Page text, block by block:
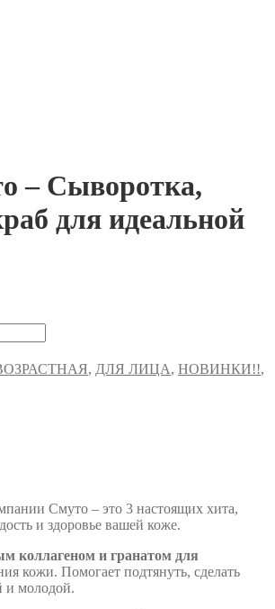
– Сыворотка,
для идеальной
, ДЛЯ ЛИЦА, НОВИНКИ!!,
Смуто – это 3 настоящих хита,
и здоровье вашей коже.
коллагеном и гранатом для
кожи. Помогает подтянуть, сделать
и молодой.